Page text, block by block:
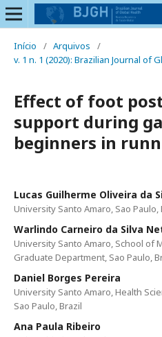
Início / Arquivos
/
v. 1 n. 1 (2020): Brazilian Journal of
Effect of foot
support during
beginners in
Lucas Guilherme Oliveira da
University Santo Amaro, Sao Paulo,
Warlindo Carneiro da Silva
University Santo Amaro, School of
Graduate Department, Sao Paulo,
Daniel Borges Pereira
University Santo Amaro, Health
Sao Paulo, Brazil
Ana Paula Ribeiro